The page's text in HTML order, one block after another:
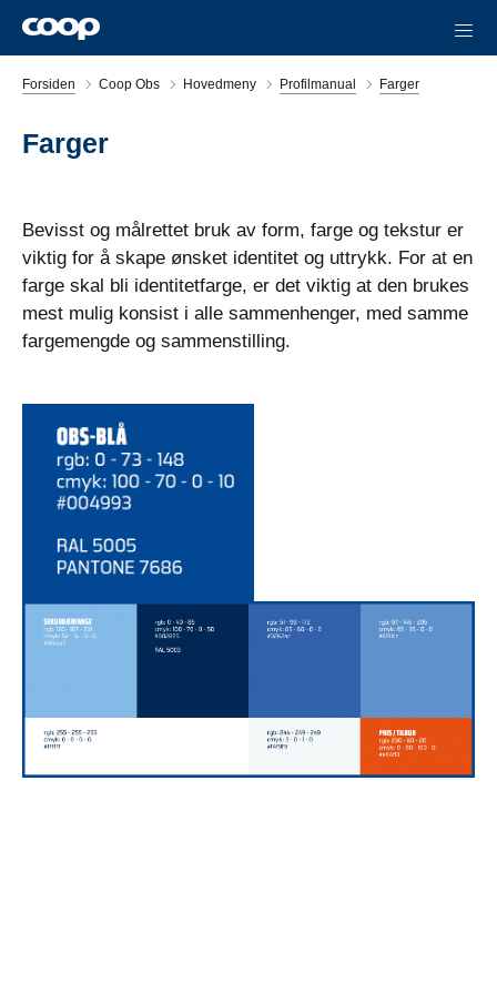
Forsiden Coop Obs Hovedmeny Profilmanual Farger
Farger
Bevisst og målrettet bruk av form, farge og tekstur er
viktig for å skape ønsket identitet og uttrykk. For at en
farge skal bli identitetfarge, er det viktig at den brukes
mest mulig konsist i alle sammenhenger, med samme
fargemengde og sammenstilling.